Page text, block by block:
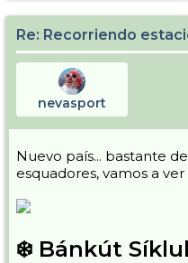
Re: Recorriendo
nevasport
Nuevo país... bastante
esquadores, vamos a
❄️ Bánkút